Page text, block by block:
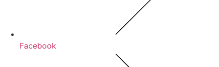
Facebook